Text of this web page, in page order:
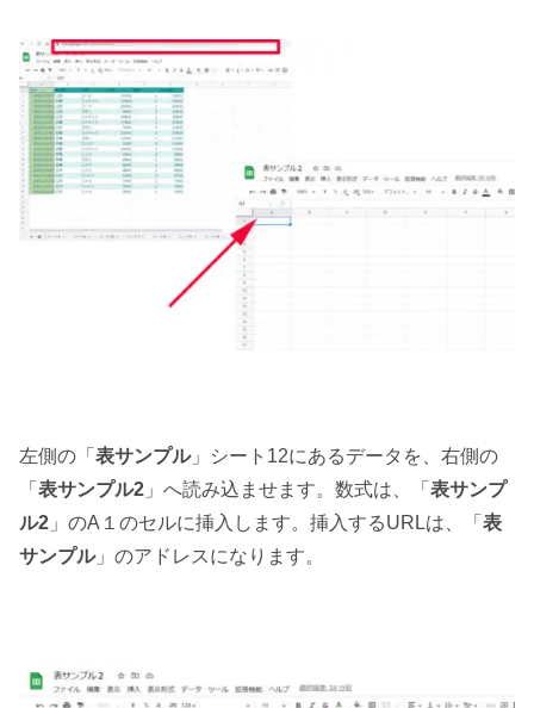
左側の「 表サンプル」シート12にあるデータを、右側の
「 表サンプル2 」へ読み込ませます。数式は、「 表サンプ
ル2 」のA１のセルに挿入します。挿入するURLは、「 表
サンプル」のアドレスになります。